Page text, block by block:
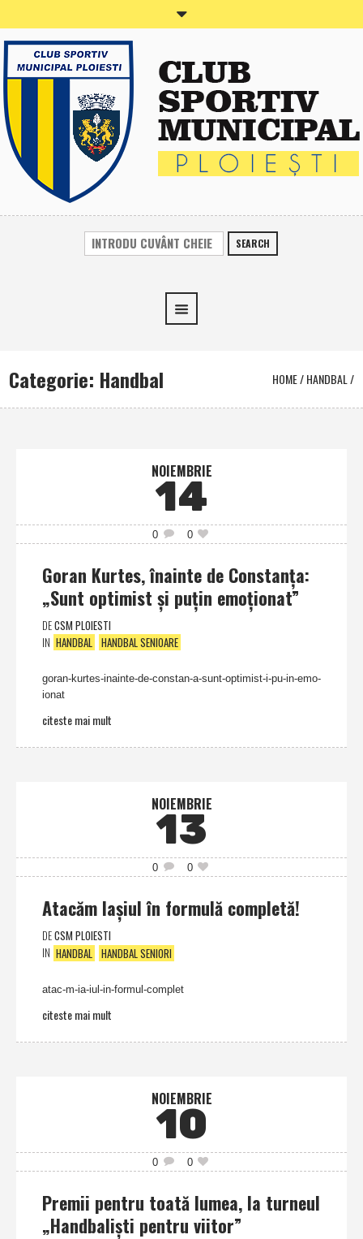
SEARCH
Categorie: Handbal HOME/HANDBAL/
NOIEMBRIE
14
0 0
Goran Kurtes, înainte de Constanţa:
„Sunt optimist şi puţin emoţionat”
DECSM PLOIESTI
IN HANDBAL HANDBAL SENIOARE
goran-kurtes-inainte-de-constan-a-sunt-optimist-i-pu-in-emo-
ionat
citeste mai mult
NOIEMBRIE
13
0 0
Atacăm Iaşiul în formulă completă!
DECSM PLOIESTI
IN HANDBAL HANDBAL SENIORI
atac-m-ia-iul-in-formul-complet
citeste mai mult
NOIEMBRIE
10
0 0
Premii pentru toată lumea, la turneul
„Handbalişti pentru viitor”